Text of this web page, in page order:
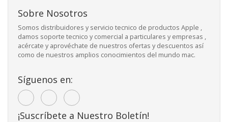
Sobre Nosotros
Somos distribuidores y servicio tecnico de productos Apple ,
damos soporte tecnico y comercial a particulares y empresas ,
acércate y aprovéchate de nuestros ofertas y descuentos así
como de nuestros amplios conocimientos del mundo mac.
Síguenos en:
¡Suscríbete a Nuestro Boletín!